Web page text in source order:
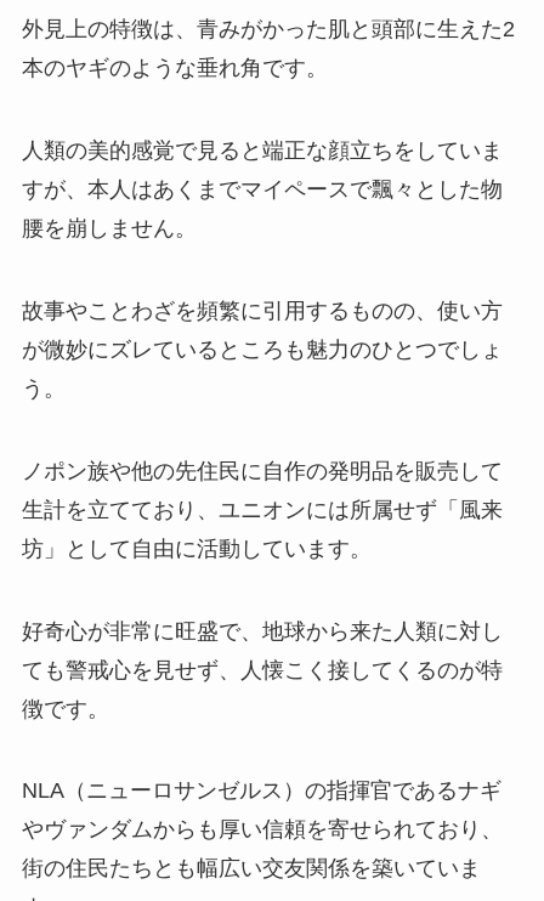
外見上の特徴は、青みがかった肌と頭部に生えた2
本のヤギのような垂れ角です。
人類の美的感覚で見ると端正な顔立ちをしていま
すが、本人はあくまでマイペースで飄々とした物
腰を崩しません。
故事やことわざを頻繁に引用するものの、使い方
が微妙にズレているところも魅力のひとつでしょ
う。
ノポン族や他の先住民に自作の発明品を販売して
生計を立てており、ユニオンには所属せず「風来
坊」として自由に活動しています。
好奇心が非常に旺盛で、地球から来た人類に対し
ても警戒心を見せず、人懐こく接してくるのが特
徴です。
NLA（ニューロサンゼルス）の指揮官であるナギ
やヴァンダムからも厚い信頼を寄せられており、
街の住民たちとも幅広い交友関係を築いていま